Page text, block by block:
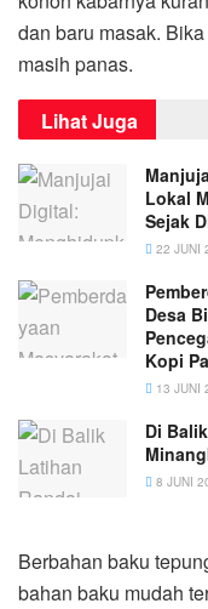
dan baru masak.
masih panas.
Lihat Juga
Lokal
Sejak
22 JUNI
Desa
Kopi
13 JUNI
Di
8 JUNI
Berbahan baku
bahan baku mudah